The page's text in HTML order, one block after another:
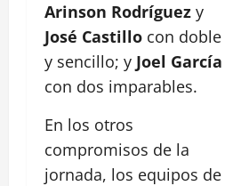
Arinson Rodríguez y
José Castillo con doble
y sencillo; y Joel García
con dos imparables.
En los otros
compromisos de la
jornada, los equipos de